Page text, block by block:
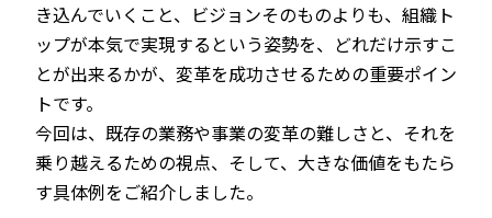
き込んでいくこと、ビジョンそのものよりも、組織ト
ップが本気で実現するという姿勢を、どれだけ示すこ
とが出来るかが、変革を成功させるための重要ポイン
トです。
今回は、既存の業務や事業の変革の難しさと、それを
乗り越えるための視点、そして、大きな価値をもたら
す具体例をご紹介しました。